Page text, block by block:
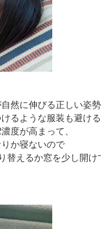
然に伸びる正しい姿
るような服装も避け
度が高まって、
か寝ないので
替えるか窓を少し開け